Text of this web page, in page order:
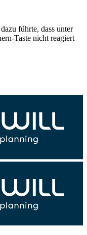
führte, dass unter
Taste nicht reagiert